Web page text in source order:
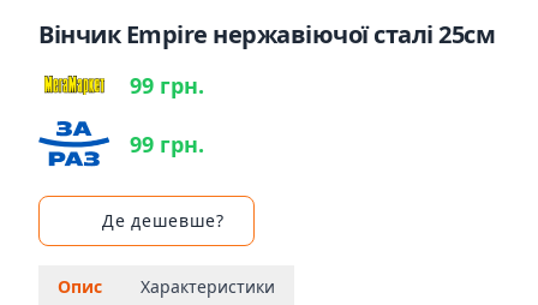
Вінчик Empire нержавіючої сталі 25см
99 грн.
99 грн.
Де дешевше?
Опис Характеристики